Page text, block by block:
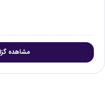
مشاهده